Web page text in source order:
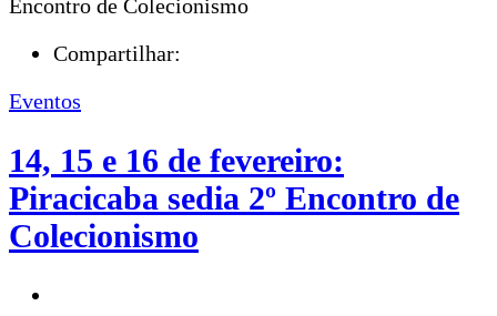
Compartilhar:
Eventos
14, 15 e 16 de fevereiro:
Piracicaba sedia 2º Encontro de
Colecionismo